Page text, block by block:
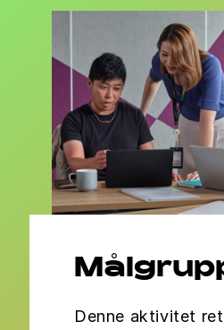
Denne aktivitet